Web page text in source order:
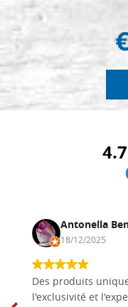
4.7
Antonella
18/12/2025
Des produits
l'exclusivité et